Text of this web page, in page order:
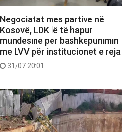
Negociatat mes partive në
Kosovë, LDK lë të hapur
mundësinë për bashkëpunimin
me LVV për institucionet e reja
31/07 20:01